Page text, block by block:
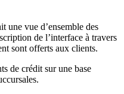
une vue d’ensemble des
de l’interface à travers
sont offerts aux clients.
de crédit sur une base